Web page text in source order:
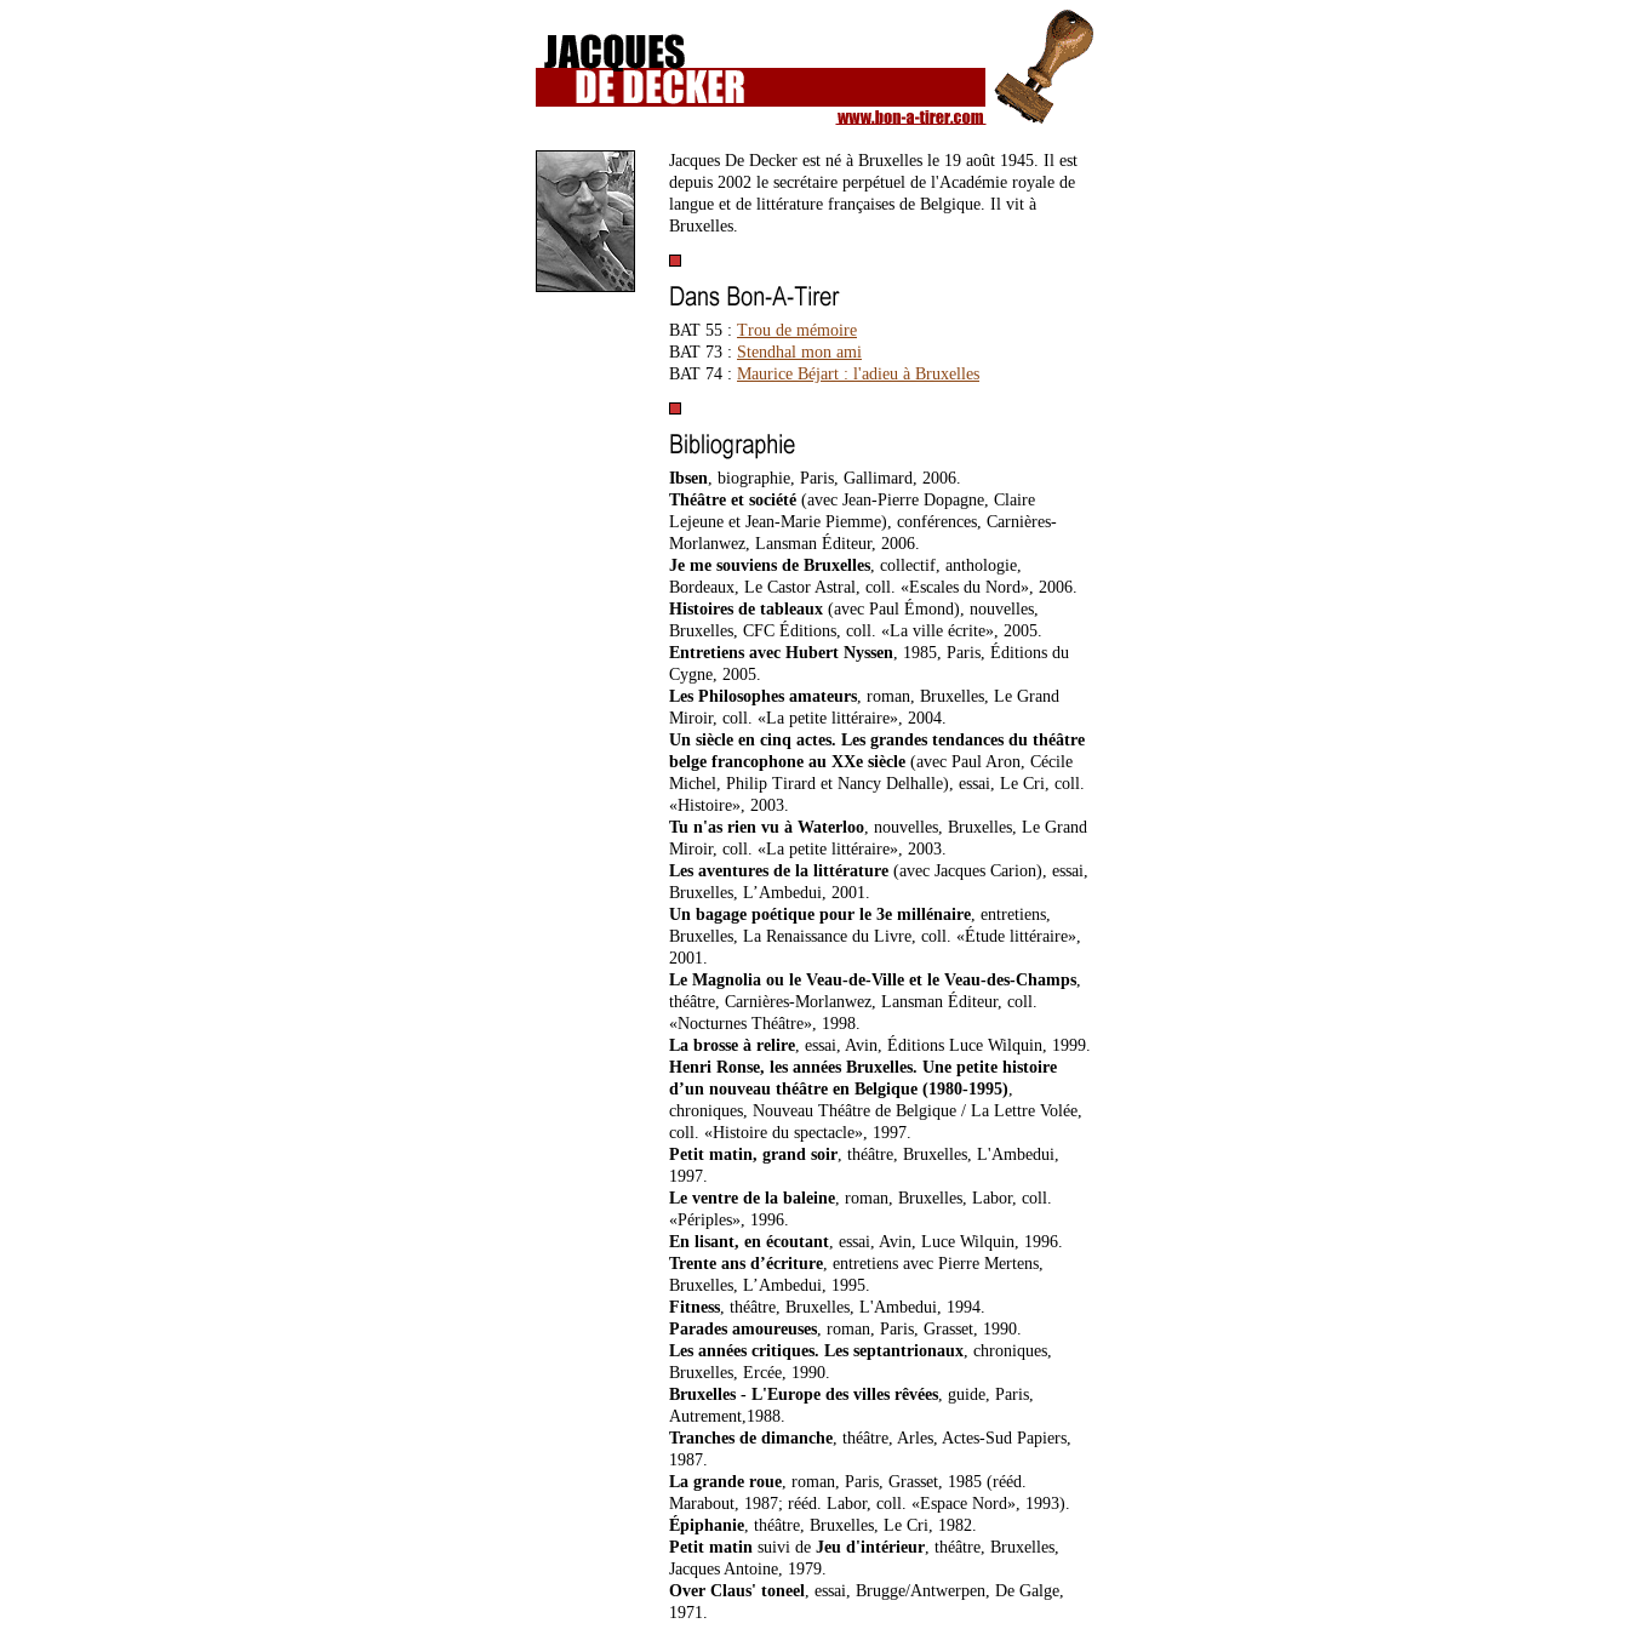
Jacques De Decker est né à Bruxelles le 19 août 1945. Il est
depuis 2002 le secrétaire perpétuel de l'Académie royale de
langue et de littérature françaises de Belgique. Il vit à
Bruxelles.
BAT 55 : Trou de mémoire
BAT 73 : Stendhal mon ami
BAT 74 : Maurice Béjart : l'adieu à Bruxelles
Ibsen, biographie, Paris, Gallimard, 2006.
Théâtre et société (avec Jean-Pierre Dopagne, Claire
Lejeune et Jean-Marie Piemme), conférences, Carnières-
Morlanwez, Lansman Éditeur, 2006.
Je me souviens de Bruxelles, collectif, anthologie,
Bordeaux, Le Castor Astral, coll. «Escales du Nord», 2006.
Histoires de tableaux (avec Paul Émond), nouvelles,
Bruxelles, CFC Éditions, coll. «La ville écrite», 2005.
Entretiens avec Hubert Nyssen, 1985, Paris, Éditions du
Cygne, 2005.
Les Philosophes amateurs, roman, Bruxelles, Le Grand
Miroir, coll. «La petite littéraire», 2004.
Un siècle en cinq actes. Les grandes tendances du théâtre
belge francophone au XXe siècle (avec Paul Aron, Cécile
Michel, Philip Tirard et Nancy Delhalle), essai, Le Cri, coll.
«Histoire», 2003.
Tu n'as rien vu à Waterloo, nouvelles, Bruxelles, Le Grand
Miroir, coll. «La petite littéraire», 2003.
Les aventures de la littérature (avec Jacques Carion), essai,
Bruxelles, L’Ambedui, 2001.
Un bagage poétique pour le 3e millénaire, entretiens,
Bruxelles, La Renaissance du Livre, coll. «Étude littéraire»,
2001.
Le Magnolia ou le Veau-de-Ville et le Veau-des-Champs,
théâtre, Carnières-Morlanwez, Lansman Éditeur, coll.
«Nocturnes Théâtre», 1998.
La brosse à relire, essai, Avin, Éditions Luce Wilquin, 1999.
Henri Ronse, les années Bruxelles. Une petite histoire
d’un nouveau théâtre en Belgique (1980-1995),
chroniques, Nouveau Théâtre de Belgique / La Lettre Volée,
coll. «Histoire du spectacle», 1997.
Petit matin, grand soir, théâtre, Bruxelles, L'Ambedui,
1997.
Le ventre de la baleine, roman, Bruxelles, Labor, coll.
«Périples», 1996.
En lisant, en écoutant, essai, Avin, Luce Wilquin, 1996.
Trente ans d’écriture, entretiens avec Pierre Mertens,
Bruxelles, L’Ambedui, 1995.
Fitness, théâtre, Bruxelles, L'Ambedui, 1994.
Parades amoureuses, roman, Paris, Grasset, 1990.
Les années critiques. Les septantrionaux, chroniques,
Bruxelles, Ercée, 1990.
Bruxelles - L'Europe des villes rêvées, guide, Paris,
Autrement,1988.
Tranches de dimanche, théâtre, Arles, Actes-Sud Papiers,
1987.
La grande roue, roman, Paris, Grasset, 1985 (rééd.
Marabout, 1987; rééd. Labor, coll. «Espace Nord», 1993).
Épiphanie, théâtre, Bruxelles, Le Cri, 1982.
Petit matin suivi de Jeu d'intérieur, théâtre, Bruxelles,
Jacques Antoine, 1979.
Over Claus' toneel, essai, Brugge/Antwerpen, De Galge,
1971.